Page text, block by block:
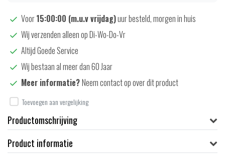
Voor15:00:00 (m.u.v vrijdag)uur besteld, morgen in huis
Wij verzenden alleen op Di-Wo-Do-Vr
Altijd Goede Service
Wij bestaan al meer dan 60 Jaar
Meer informatie?Neem contact op over dit product
Toevoegen aan vergelijking
Productomschrijving
Product informatie